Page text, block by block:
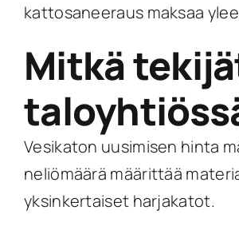
kattosaneeraus maksaa
Mitkä
Vesikaton uusimisen hinta
neliömäärä määrittää
yksinkertaiset harjakatot.